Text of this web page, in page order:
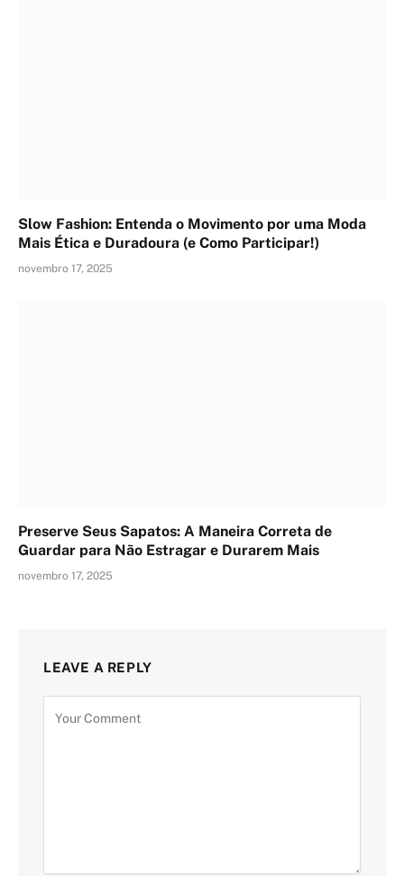
Slow Fashion: Entenda o Movimento por uma Moda
Mais Ética e Duradoura (e Como Participar!)
novembro 17, 2025
Preserve Seus Sapatos: A Maneira Correta de
Guardar para Não Estragar e Durarem Mais
novembro 17, 2025
LEAVE A REPLY